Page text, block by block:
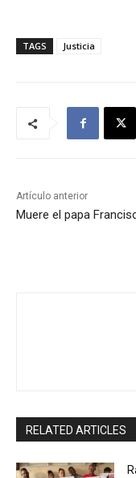
TAGS Justicia
Artículo anterior
Muere el papa
RELATED ARTICLES